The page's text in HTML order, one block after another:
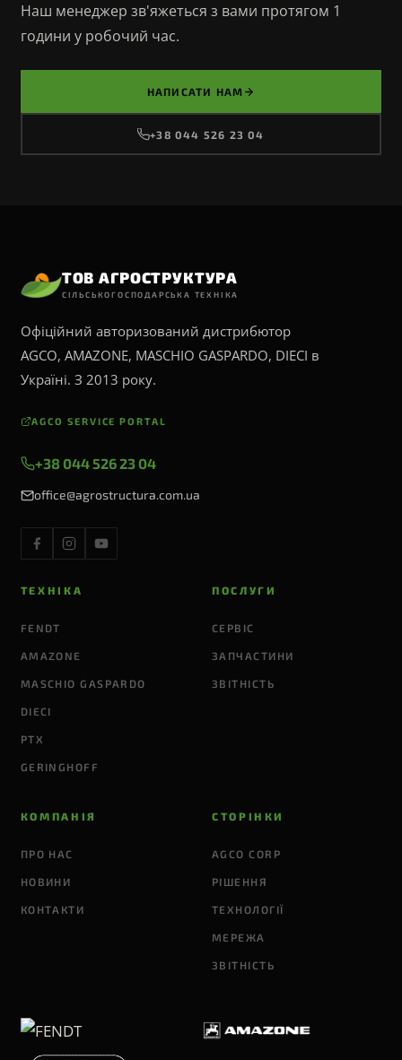
Наш менеджер зв'яжеться з вами протягом 1
години у робочий час.
НАПИСАТИ НАМ
+38 044 526 23 04
ТОВ АГРОСТРУКТУРА
СІЛЬСЬКОГОСПОДАРСЬКА ТЕХНІКА
Офіційний авторизований дистрибютор
AGCO, AMAZONE, MASCHIO GASPARDO, DIECI в
Україні. З 2013 року.
AGCO SERVICE PORTAL
+38 044 526 23 04
office@agrostructura.com.ua
ТЕХНІКА
FENDT
AMAZONE
MASCHIO GASPARDO
DIECI
PTX
GERINGHOFF
ПОСЛУГИ
СЕРВІС
ЗАПЧАСТИНИ
ЗВІТНІСТЬ
КОМПАНІЯ
ПРО НАС
НОВИНИ
КОНТАКТИ
СТОРІНКИ
AGCO CORP
РІШЕННЯ
ТЕХНОЛОГІЇ
МЕРЕЖА
ЗВІТНІСТЬ